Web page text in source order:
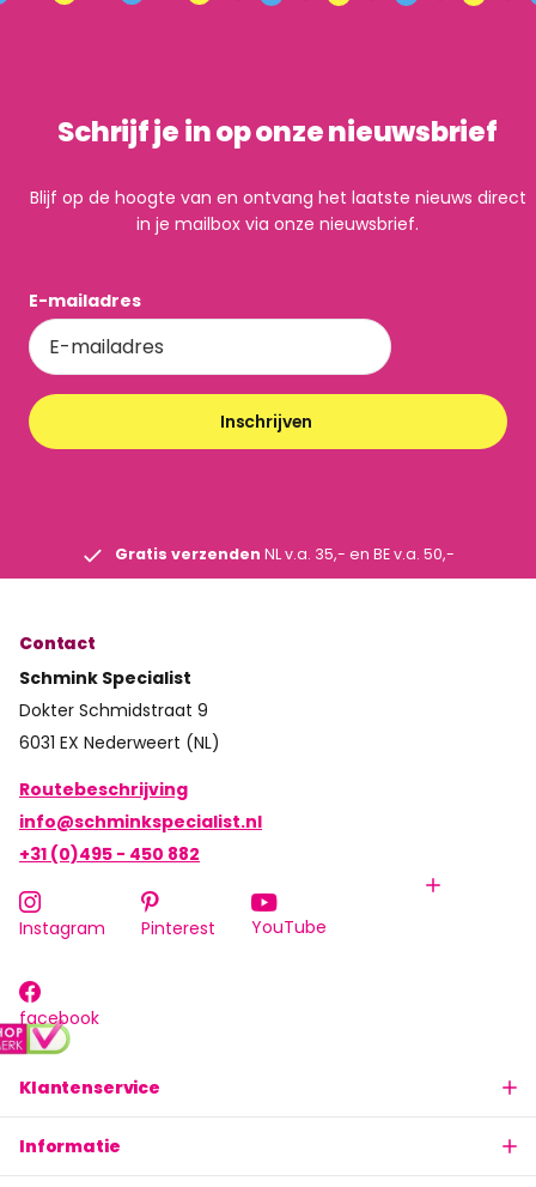
Schrijf je in op onze nieuwsbrief
Blijf op de hoogte van en ontvang het laatste nieuws direct
in je mailbox via onze nieuwsbrief.
E-mailadres
Inschrijven
Gratis verzenden NL v.a. 35,- en BE v.a. 50,-
Klantenservice
Informatie
Contact
Schmink Specialist
Dokter Schmidstraat 9
6031 EX Nederweert (NL)
Routebeschrijving
info@schminkspecialist.nl
+31 (0)495 - 450 882
Instagram Pinterest YouTube
facebook